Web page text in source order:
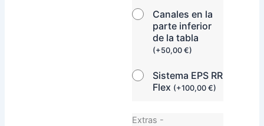
Canales en la
parte inferior
de la tabla
(+50,00€)
Sistema EPS RR
Flex (+100,00€)
Extras -